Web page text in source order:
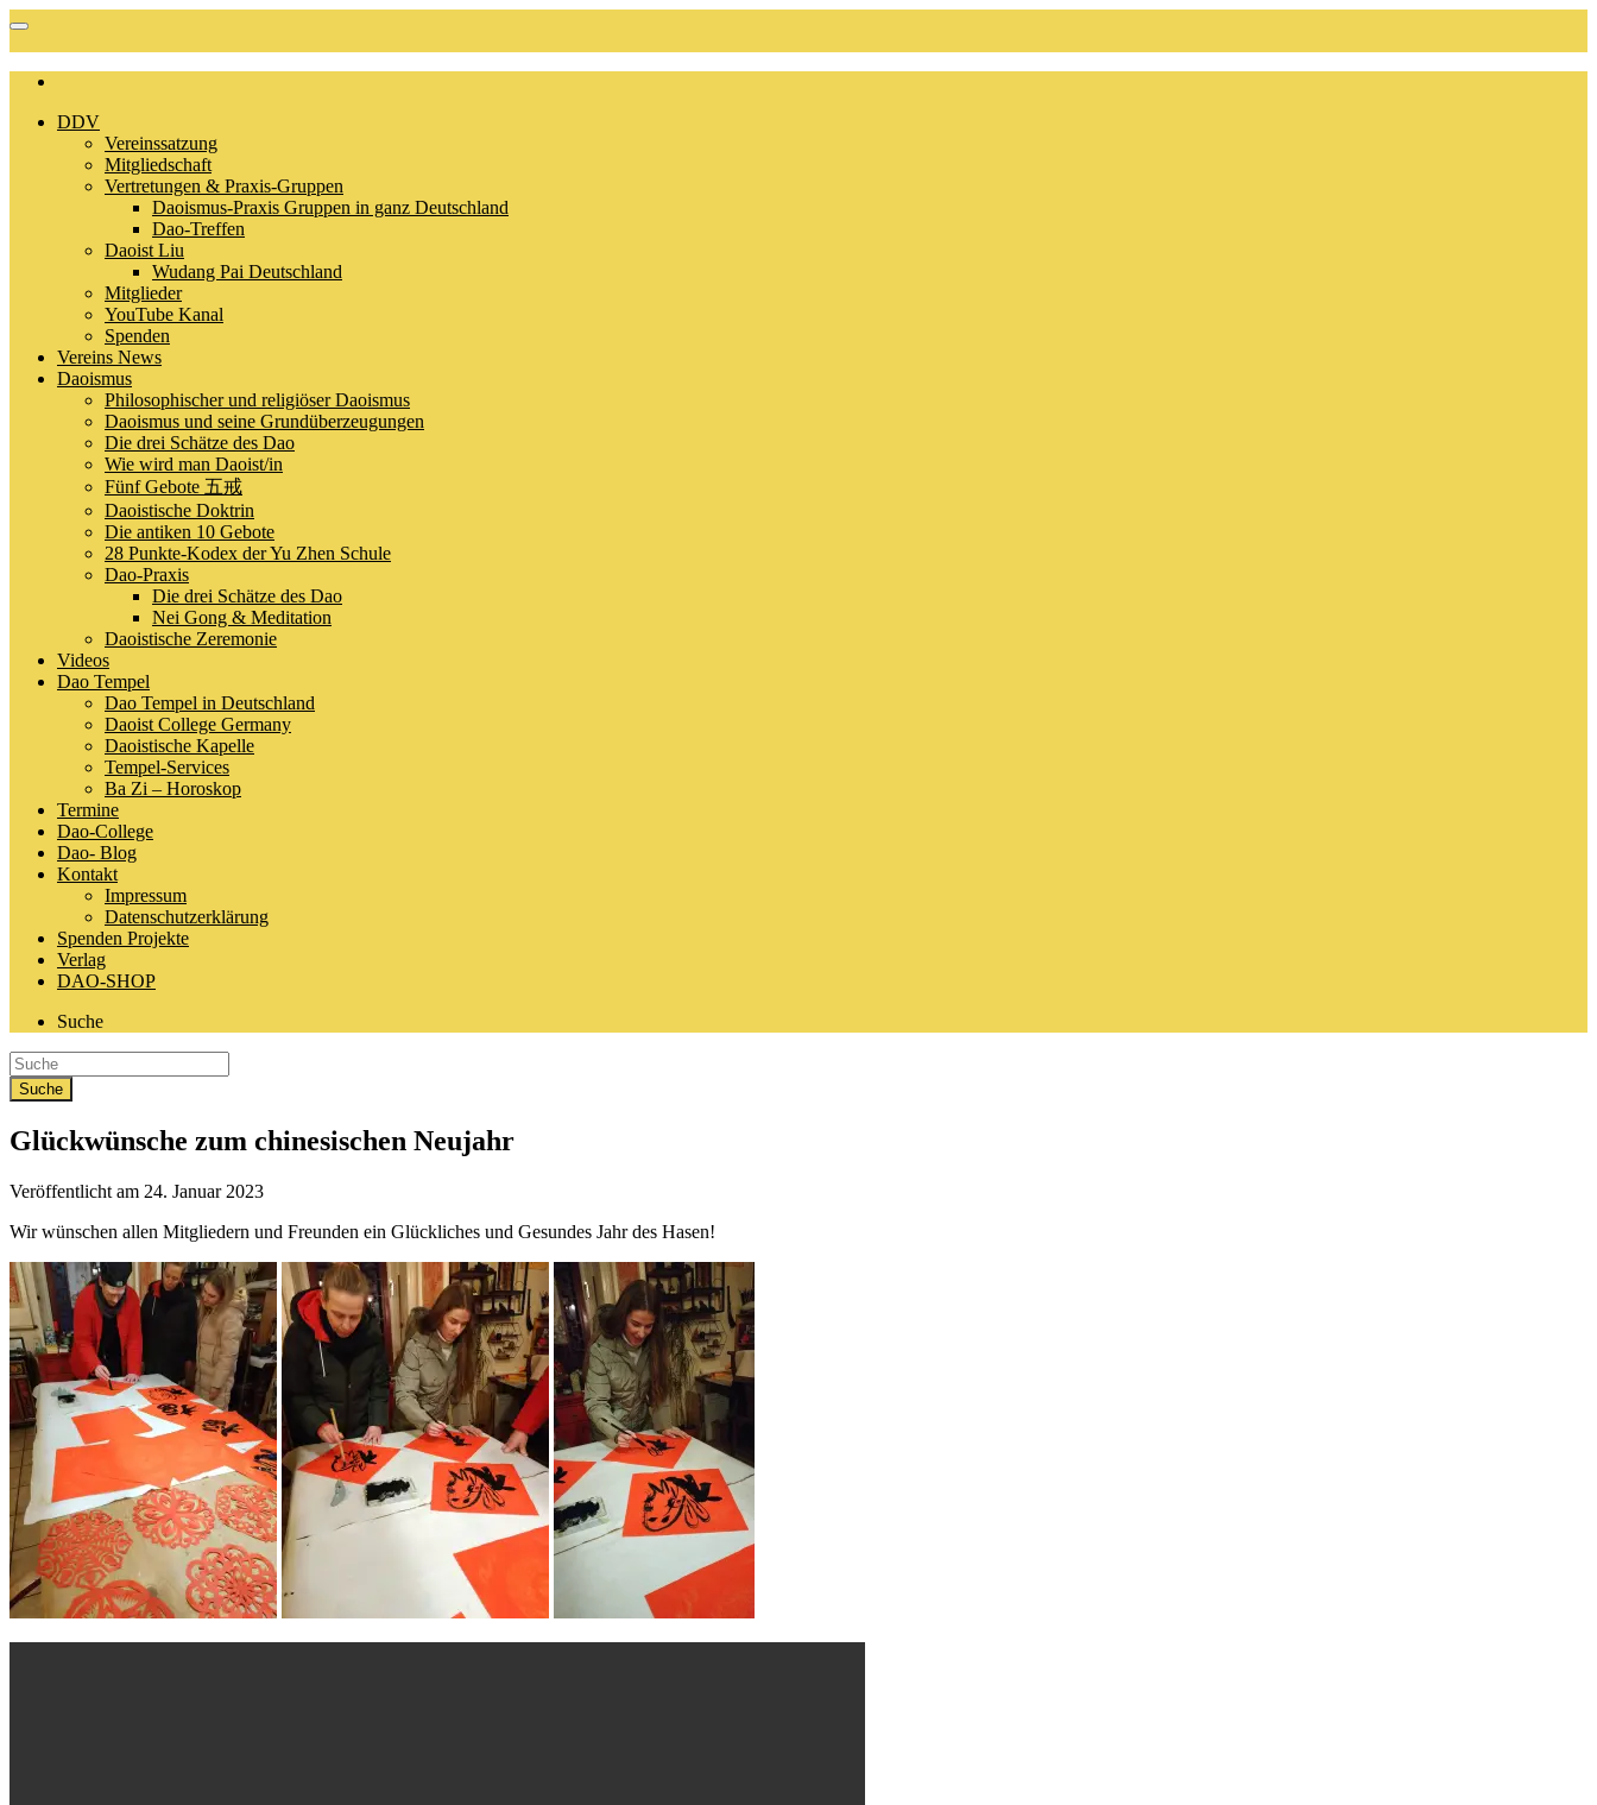
DDV
Vereinssatzung
Mitgliedschaft
Vertretungen & Praxis-Gruppen
Daoismus-Praxis Gruppen in ganz Deutschland
Dao-Treffen
Daoist Liu
Wudang Pai Deutschland
Mitglieder
YouTube Kanal
Spenden
Vereins News
Daoismus
Philosophischer und religiöser Daoismus
Daoismus und seine Grundüberzeugungen
Die drei Schätze des Dao
Wie wird man Daoist/in
Fünf Gebote 五戒
Daoistische Doktrin
Die antiken 10 Gebote
28 Punkte-Kodex der Yu Zhen Schule
Dao-Praxis
Die drei Schätze des Dao
Nei Gong & Meditation
Daoistische Zeremonie
Videos
Dao Tempel
Dao Tempel in Deutschland
Daoist College Germany
Daoistische Kapelle
Tempel-Services
Ba Zi – Horoskop
Termine
Dao-College
Dao- Blog
Kontakt
Impressum
Datenschutzerklärung
Spenden Projekte
Verlag
DAO-SHOP
Suche
Glückwünsche zum chinesischen Neujahr
Veröffentlicht am 24. Januar 2023
Wir wünschen allen Mitgliedern und Freunden ein Glückliches und Gesundes Jahr des Hasen!